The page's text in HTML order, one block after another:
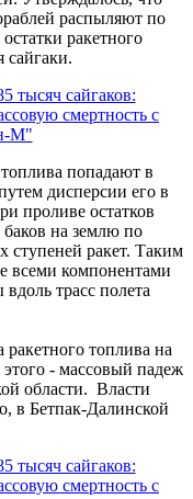
распыляют по
ракетного
сайгаки.
попадают в
дисперсии его в
проливе остатков
на землю по
ступеней ракет. Таким
всеми компонентами
трасс полета
топлива на
- массовый падеж
области. Власти
в Бетпак-Далинской